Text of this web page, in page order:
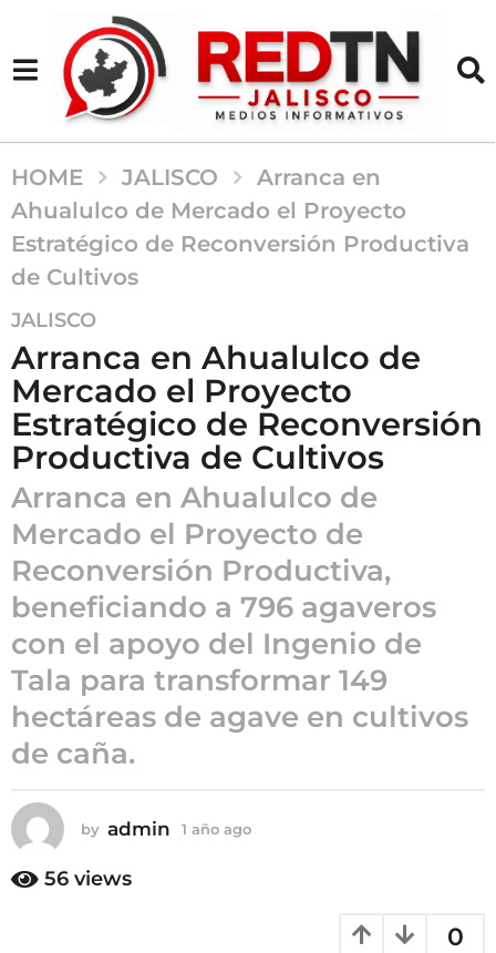
HOME JALISCO
Arranca en
Ahualulco de Mercado el Proyecto
Estratégico de Reconversión Productiva
de Cultivos
1
a
ñ
o
a
g
o
1
a
o
a
g
o
JALISCO
Arranca en Ahualulco de
Mercado el Proyecto
Estratégico de Reconversión
Productiva de Cultivos
Arranca en Ahualulco de
Mercado el Proyecto de
Reconversión Productiva,
beneficiando a 796 agaveros
con el apoyo del Ingenio de
Tala para transformar 149
hectáreas de agave en cultivos
de caña.
by admin 1 año ago
56 views
0